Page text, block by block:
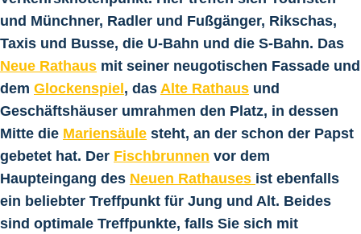
und Münchner, Radler und Fußgänger, Rikschas,
Taxis und Busse, die U-Bahn und die S-Bahn. Das
Neue Rathaus mit seiner neugotischen Fassade und
dem Glockenspiel, das Alte Rathaus und
Geschäftshäuser umrahmen den Platz, in dessen
Mitte die Mariensäule steht, an der schon der Papst
gebetet hat. Der Fischbrunnen vor dem
Haupteingang des Neuen Rathauses ist ebenfalls
ein beliebter Treffpunkt für Jung und Alt. Beides
sind optimale Treffpunkte, falls Sie sich mit